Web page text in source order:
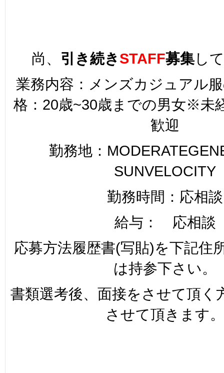
尚、 引き続きSTAFF募集し
業務内容：メンズカジュアル
格：20歳~30歳までの男女※未
歓迎
勤務地：
SUNVELOCITY
勤務時間：応相談
給与： 応相談
応募方法履歴書(写貼)を下記住
は持参下さい。
書類選考後、面接をさせて頂く
させて頂きます。